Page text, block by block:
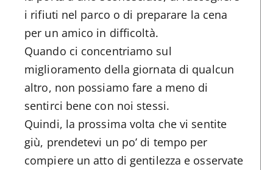
i rifiuti nel parco o di preparare la cena
per un amico in difficoltà.
Quando ci concentriamo sul
miglioramento della giornata di qualcun
altro, non possiamo fare a meno di
sentirci bene con noi stessi.
Quindi, la prossima volta che vi sentite
giù, prendetevi un po’ di tempo per
compiere un atto di gentilezza e osservate